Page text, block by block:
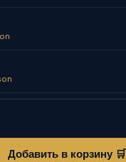
Добавить в корзину 🛒